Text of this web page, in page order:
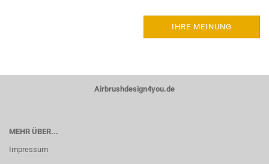
IHRE MEINUNG
Airbrushdesign4you.de
MEHR ÜBER...
Impressum